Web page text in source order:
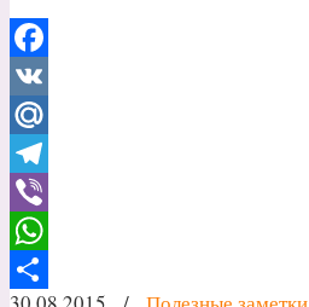
Facebook
VK
Mail.Ru
Telegram
Viber
WhatsApp